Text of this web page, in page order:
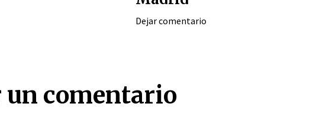
Dejar comentario
un comentario